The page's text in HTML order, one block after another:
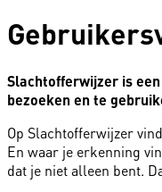
Slachtofferwijzer is
bezoeken en te
Op Slachtofferwijzer
En waar je erkenning
dat je niet alleen bent.